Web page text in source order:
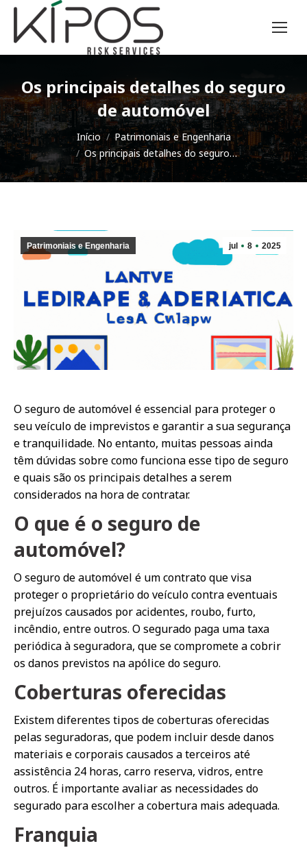
Os principais detalhes do seguro
de automóvel
Você está aqui:Início
Patrimoniais e Engenharia
Os principais detalhes do seguro…
jul 8 2025
Patrimoniais e Engenharia
O seguro de automóvel é essencial para proteger o
seu veículo de imprevistos e garantir a sua segurança
e tranquilidade. No entanto, muitas pessoas ainda
têm dúvidas sobre como funciona esse tipo de seguro
e quais são os principais detalhes a serem
considerados na hora de contratar.
O que é o seguro de
automóvel?
O seguro de automóvel é um contrato que visa
proteger o proprietário do veículo contra eventuais
prejuízos causados por acidentes, roubo, furto,
incêndio, entre outros. O segurado paga uma taxa
periódica à seguradora, que se compromete a cobrir
os danos previstos na apólice do seguro.
Coberturas oferecidas
Existem diferentes tipos de coberturas oferecidas
pelas seguradoras, que podem incluir desde danos
materiais e corporais causados a terceiros até
assistência 24 horas, carro reserva, vidros, entre
outros. É importante avaliar as necessidades do
segurado para escolher a cobertura mais adequada.
Franquia